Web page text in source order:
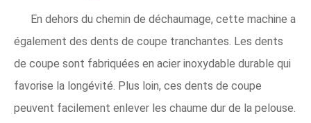
En dehors du chemin de déchaumage, cette machine a
également des dents de coupe tranchantes. Les dents
de coupe sont fabriquées en acier inoxydable durable qui
favorise la longévité. Plus loin, ces dents de coupe
peuvent facilement enlever les chaume dur de la pelouse.